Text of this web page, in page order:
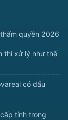
quyền 2026
thì xử lý như thế
có dấu
tỉnh trong